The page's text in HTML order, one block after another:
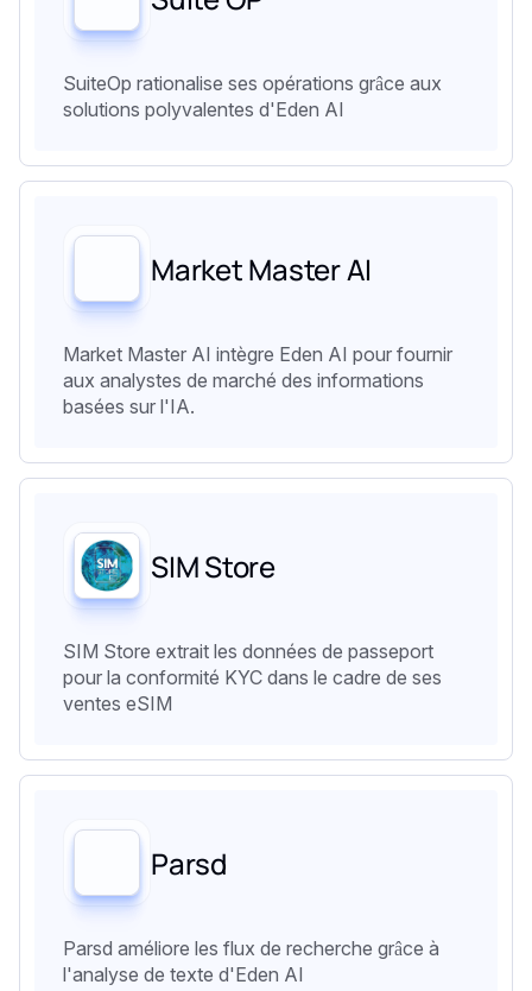
SuiteOp rationalise ses opérations grâce aux
solutions polyvalentes d'Eden AI
Market Master AI
Market Master AI intègre Eden AI pour fournir
aux analystes de marché des informations
basées sur l'IA.
SIM Store
SIM Store extrait les données de passeport
pour la conformité KYC dans le cadre de ses
ventes eSIM
Parsd
Parsd améliore les flux de recherche grâce à
l'analyse de texte d'Eden AI